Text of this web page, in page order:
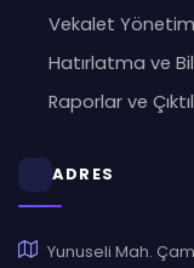
Vekalet
Hatırlatma ve
Raporlar ve
ADRES
Yunuseli Mah.